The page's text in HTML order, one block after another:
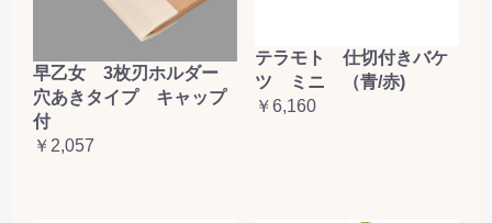
早乙女 3枚刃ホルダー
穴あきタイプ キャップ
付
￥2,057
テラモト 仕切付きバケ
ツ ミニ （青/赤)
￥6,160